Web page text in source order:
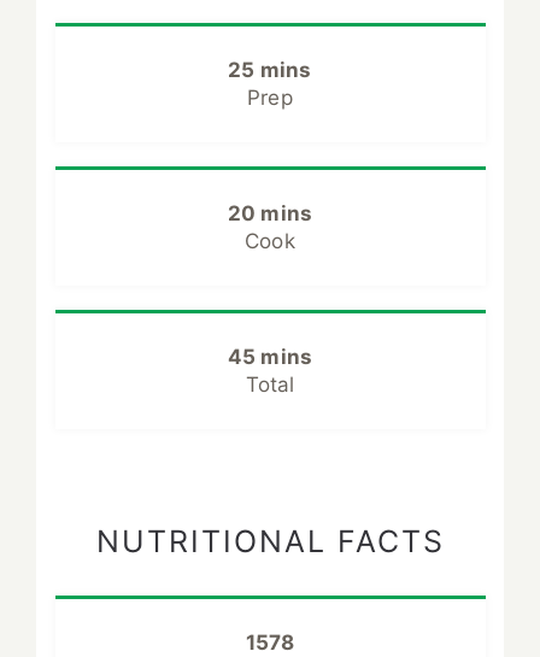
25 mins
Prep
20 mins
Cook
45 mins
Total
NUTRITIONAL FACTS
1578